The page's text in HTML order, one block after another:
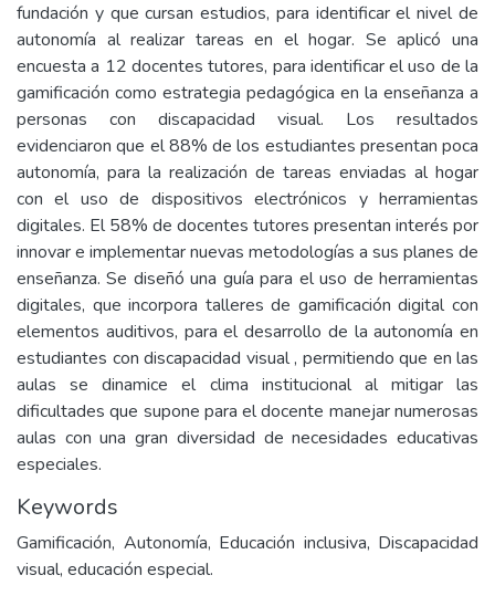
fundación y que cursan estudios, para identificar el nivel de
autonomía al realizar tareas en el hogar. Se aplicó una
encuesta a 12 docentes tutores, para identificar el uso de la
gamificación como estrategia pedagógica en la enseñanza a
personas con discapacidad visual. Los resultados
evidenciaron que el 88% de los estudiantes presentan poca
autonomía, para la realización de tareas enviadas al hogar
con el uso de dispositivos electrónicos y herramientas
digitales. El 58% de docentes tutores presentan interés por
innovar e implementar nuevas metodologías a sus planes de
enseñanza. Se diseñó una guía para el uso de herramientas
digitales, que incorpora talleres de gamificación digital con
elementos auditivos, para el desarrollo de la autonomía en
estudiantes con discapacidad visual , permitiendo que en las
aulas se dinamice el clima institucional al mitigar las
dificultades que supone para el docente manejar numerosas
aulas con una gran diversidad de necesidades educativas
especiales.
Keywords
Gamificación, Autonomía, Educación inclusiva, Discapacidad
visual, educación especial.